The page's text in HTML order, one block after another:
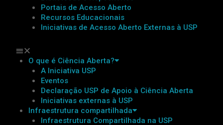
Portais de Acesso Aberto
Recursos Educacionais
Iniciativas de Acesso Aberto Externas à USP
O que é Ciência Aberta?
A Iniciativa USP
Eventos
Declaração USP de Apoio à Ciência Aberta
Iniciativas externas à USP
Infraestrutura compartilhada
Infraestrutura Compartilhada na USP​